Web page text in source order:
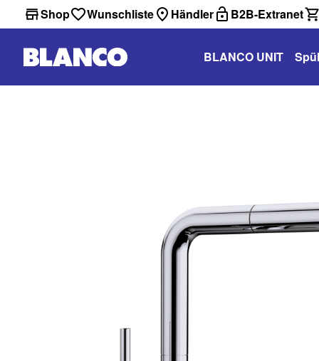
Shop Wunschliste Händler B2B-Extranet
BLANCO UNIT